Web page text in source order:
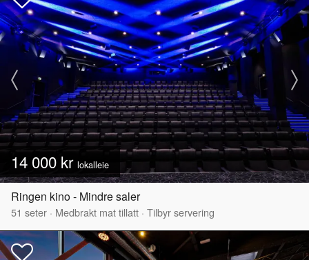
14 000 kr lokalleie
Ringen kino - Mindre saler
51 seter · Medbrakt mat tillatt · Tilbyr servering